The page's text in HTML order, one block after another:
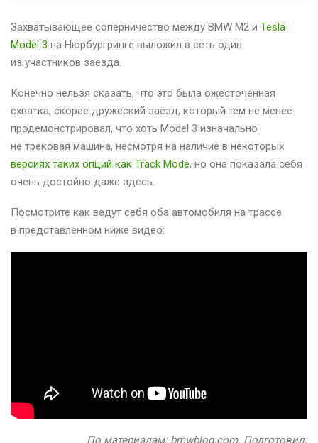
Захватывающее соперничество между BMW M2 и Tesla
Model 3 на Нюрбургринге выложил в сеть один
из участников заезда.
Конечно нельзя сказать, что это была ожесточенная
схватка, скорее дружеский заезд, который тем не менее
продемонстрировал, что хоть Model 3 изначально
не трековая машина, несмотря на наличие в некоторых
версиях таких опций как Track Mode, но она показала себя
очень достойно даже здесь.
Посмотрите как ведут себя оба автомобиля на трассе
в представленном ниже видео:
По материалам: bmwblog.com. Подготовил: